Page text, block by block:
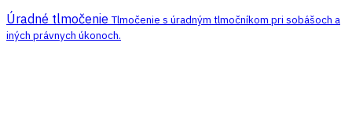
Úradné tlmočenie Tlmočenie s úradným tlmočníkom pri sobášoch a
iných právnych úkonoch.